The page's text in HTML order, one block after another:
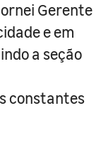
Gerente
e em
a seção
constantes